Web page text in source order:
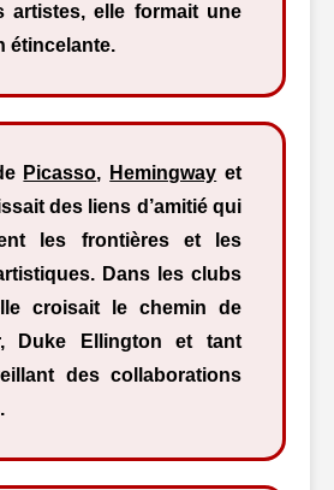
artistes, elle formait une
étincelante.
Picasso, Hemingway et
des liens d’amitié qui
les frontières et les
Dans les clubs
croisait le chemin de
Duke Ellington et tant
des collaborations